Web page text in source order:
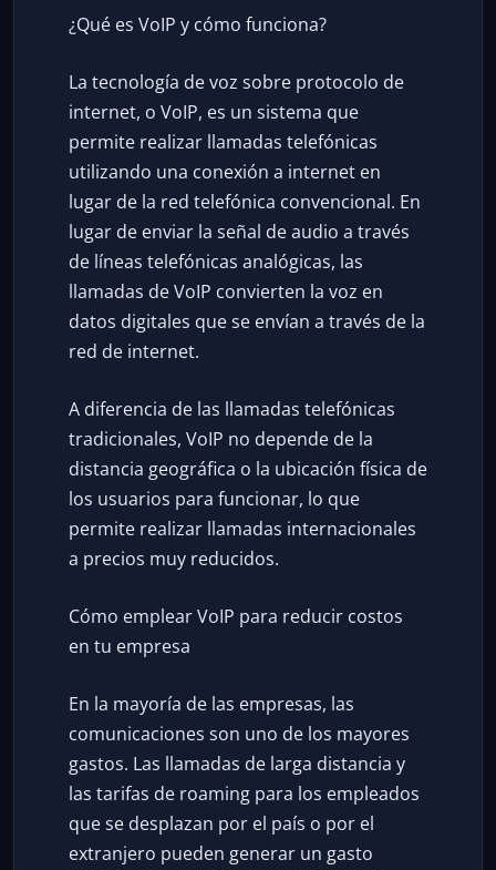
¿Qué es VoIP y cómo funciona?
La tecnología de voz sobre protocolo de
internet, o VoIP, es un sistema que
permite realizar llamadas telefónicas
utilizando una conexión a internet en
lugar de la red telefónica convencional. En
lugar de enviar la señal de audio a través
de líneas telefónicas analógicas, las
llamadas de VoIP convierten la voz en
datos digitales que se envían a través de la
red de internet.
A diferencia de las llamadas telefónicas
tradicionales, VoIP no depende de la
distancia geográfica o la ubicación física de
los usuarios para funcionar, lo que
permite realizar llamadas internacionales
a precios muy reducidos.
Cómo emplear VoIP para reducir costos
en tu empresa
En la mayoría de las empresas, las
comunicaciones son uno de los mayores
gastos. Las llamadas de larga distancia y
las tarifas de roaming para los empleados
que se desplazan por el país o por el
extranjero pueden generar un gasto